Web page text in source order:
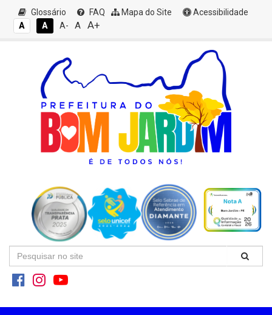
Glossário FAQ Mapa do Site
Acessibilidade
A
A A- A A+